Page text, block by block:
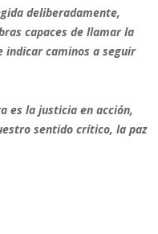
deliberadamente,
capaces de llamar la
indicar caminos a seguir
es la justicia en acción,
sentido crítico, la paz